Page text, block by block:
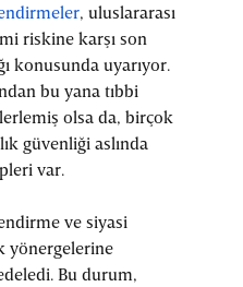
, uluslararası
riskine karşı son
konusunda uyarıyor.
bu yana tıbbi
olsa da, birçok
güvenliği aslında
var.
ve siyasi
yönergelerine
Bu durum,